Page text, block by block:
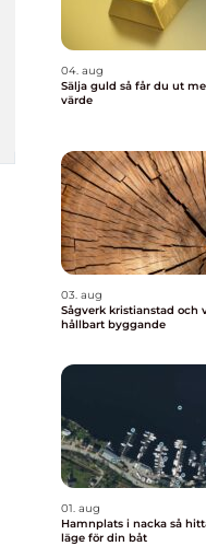
04. aug
Sälja guld så får du ut mesta möjliga
värde
03. aug
Sågverk kristianstad och
hållbart byggande
01. aug
Hamnplats i nacka så hittar du rätt
läge för din båt